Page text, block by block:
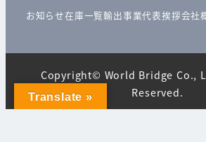
お知らせ在庫一覧輸出事業代表挨拶会社
Copyright© World Bridge Co.,
Reserved.
Translate »